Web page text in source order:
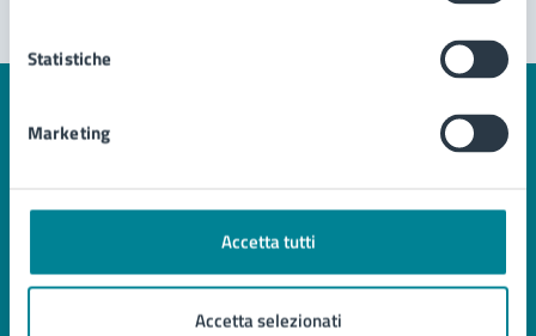
Statistiche
Marketing
Accetta tutti
Accetta selezionati
AMMINISTRAZIONE